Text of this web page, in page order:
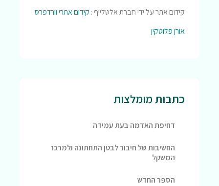
קידום אתר על ידי חברת אלטלייף : קידום אתרי וורדפרס
אורן פלוטקין
כתבות מומלצות
דחיפת האדמה בעת עמידה
החשיבות של חיבור לבטן התחתונה ולמרכז
המשקל
הספר החדש